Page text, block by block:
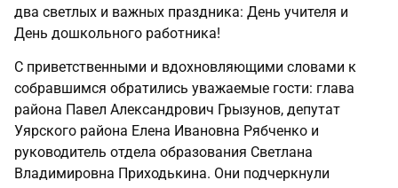
два светлых и важных праздника: День учителя и
День дошкольного работника!
С приветственными и вдохновляющими словами к
собравшимся обратились уважаемые гости: глава
района Павел Александрович Грызунов, депутат
Уярского района Елена Ивановна Рябченко и
руководитель отдела образования Светлана
Владимировна Приходькина. Они подчеркнули